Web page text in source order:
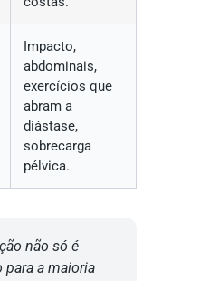
Impacto,
abdominais,
exercícios que
abram a
diástase,
sobrecarga
pélvica.
não só é
a maioria